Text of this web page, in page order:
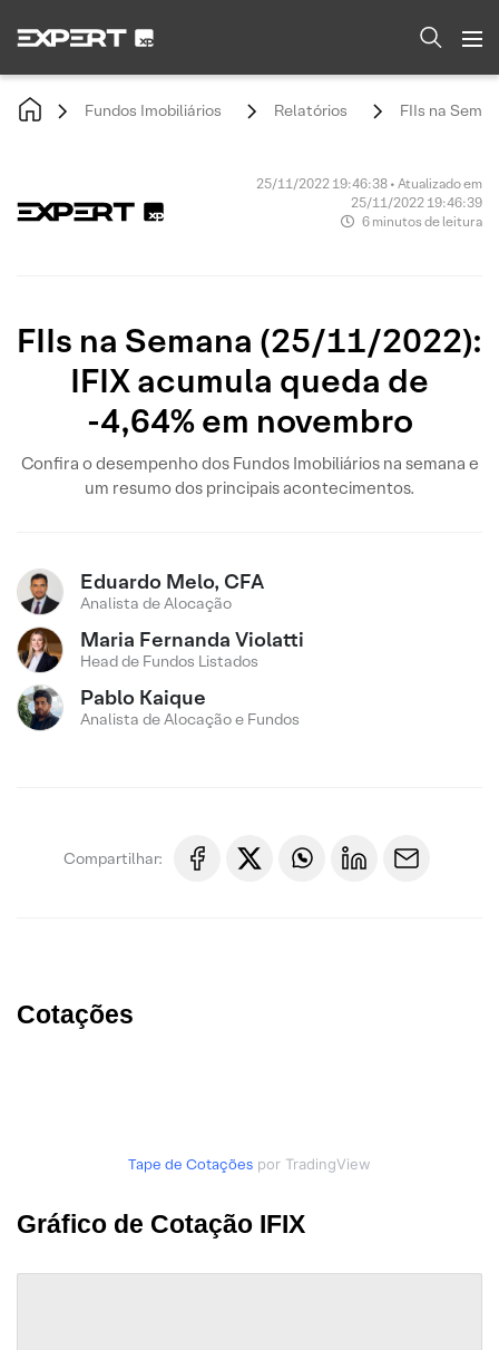
Fundos Imobiliários Relatórios FIIs na
25/11/2022 19:46:38 • Atualizado em
25/11/2022 19:46:39
6 minutos de leitura
FIIs na Semana (25/11/2022):
IFIX acumula queda de
-4,64% em novembro
Confira o desempenho dos Fundos Imobiliários na semana e
um resumo dos principais acontecimentos.
Eduardo Melo, CFA
Analista de Alocação
Maria Fernanda Violatti
Head de Fundos Listados
Pablo Kaique
Analista de Alocação e Fundos
Compartilhar:
Cotações
Tape de Cotações por TradingView
Gráfico de Cotação IFIX